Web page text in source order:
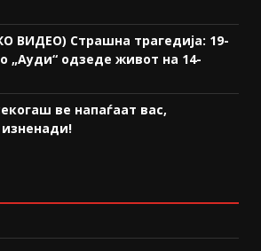
ВИДЕО) Страшна трагедија: 19-
„Ауди“ одзеде живот на 14-
ве напаѓаат вас,